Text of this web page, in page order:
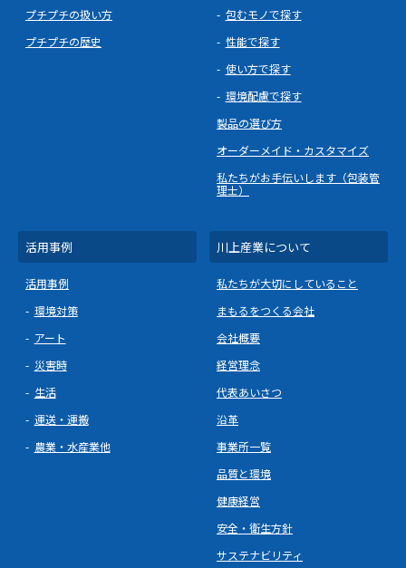
プチプチの扱い方
プチプチの歴史
包むモノで探す
性能で探す
使い方で探す
環境配慮で探す
製品の選び方
オーダーメイド・カスタマイズ
私たちがお手伝いします（包装管
理士）
活用事例
活用事例
環境対策
アート
災害時
生活
運送・運搬
農業・水産業他
川上産業について
私たちが大切にしていること
まもるをつくる会社
会社概要
経営理念
代表あいさつ
沿革
事業所一覧
品質と環境
健康経営
安全・衛生方針
サステナビリティ